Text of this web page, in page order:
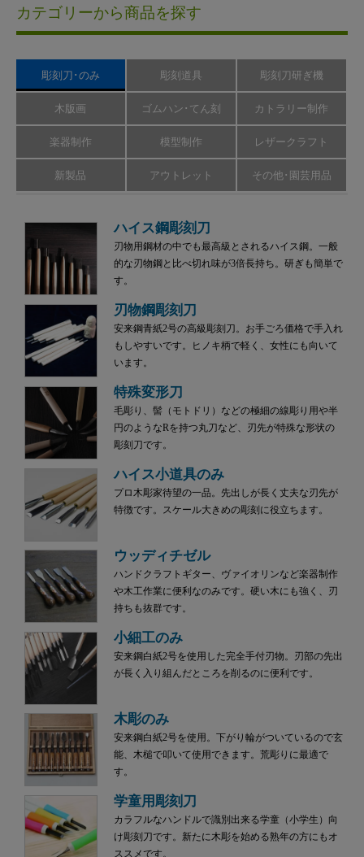
カテゴリーから商品を探す
彫刻刀･のみ 彫刻道具 彫刻刀研ぎ機
木版画 ゴムハン･てん刻 カトラリー制作
楽器制作 模型制作 レザークラフト
新製品 アウトレット その他･園芸用品
ハイス鋼彫刻刀
刃物用鋼材の中でも最高級とされるハイス鋼。一般
的な刃物鋼と比べ切れ味が3倍長持ち。研ぎも簡単で
す。
刃物鋼彫刻刀
安来鋼青紙2号の高級彫刻刀。お手ごろ価格で手入れ
もしやすいです。ヒノキ柄で軽く、女性にも向いて
います。
特殊変形刀
毛彫り、髻（モトドリ）などの極細の線彫り用や半
円のようなRを持つ丸刀など、刃先が特殊な形状の
彫刻刀です。
ハイス小道具のみ
プロ木彫家待望の一品。先出しが長く丈夫な刃先が
特徴です。スケール大きめの彫刻に役立ちます。
ウッディチゼル
ハンドクラフトギター、ヴァイオリンなど楽器制作
や木工作業に便利なのみです。硬い木にも強く、刃
持ちも抜群です。
小細工のみ
安来鋼白紙2号を使用した完全手付刃物。刃部の先出
が長く入り組んだところを削るのに便利です。
木彫のみ
安来鋼白紙2号を使用。下がり輪がついているので玄
能、木槌で叩いて使用できます。荒彫りに最適で
す。
学童用彫刻刀
カラフルなハンドルで識別出来る学童（小学生）向
け彫刻刀です。新たに木彫を始める熟年の方にもオ
ススメです。